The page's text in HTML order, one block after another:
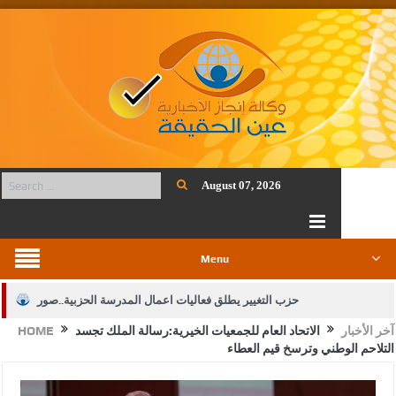
August 07, 2026
Menu
حزب التغيير يطلق فعاليات اعمال المدرسة الحزبية..صور
الجيش يفتح باب التجنيد لحملة البكالوريوس في الحقوق والقانونHOME آخر الأخبار
الاتحاد العام للجمعيات الخيرية:رسالة الملك تجسد
التلاحم الوطني وترسخ قيم العطاء